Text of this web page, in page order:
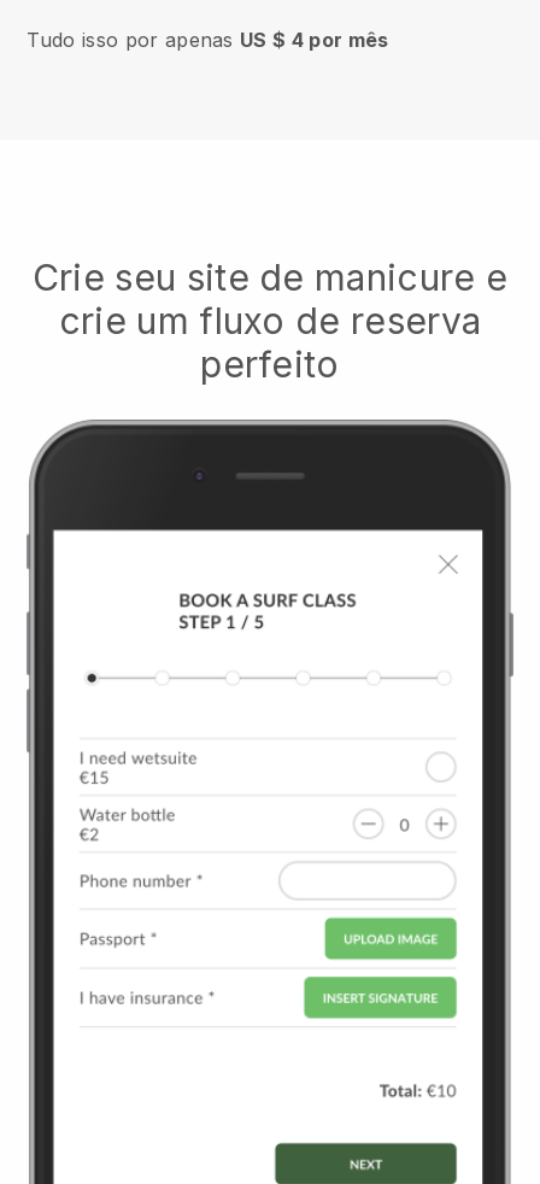
Tudo isso por apenas US $ 4 por mês
Crie seu site de manicure e
crie um fluxo de reserva
perfeito